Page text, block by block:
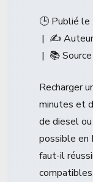
🕒 Publié
| ✍️
| 📚 Source
Recharger
minutes et
de diesel ou
possible en
faut-il
compatibles.